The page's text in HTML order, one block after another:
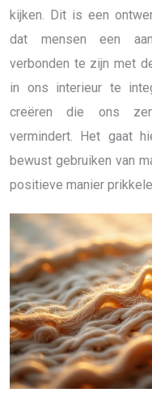
kijken. Dit is een
dat mensen een
verbonden te zijn met
in ons interieur te
creëren die ons
vermindert. Het gaat
bewust gebruiken van
positieve manier